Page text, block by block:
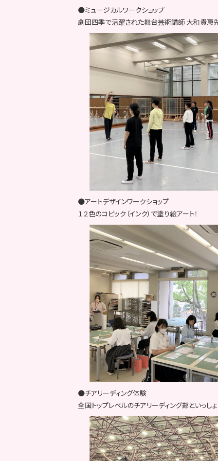
●ミュージカルワークショップ
劇団四季で活躍された舞台芸術講師 大和貴恵
●アートデザインワークショップ
１２色のコピック（インク）で塗り絵アート！
●チアリーディング体験
全国トップレベルのチアリーディング部といっし